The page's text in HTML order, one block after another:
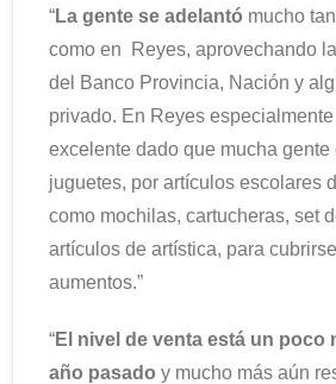
“La gente se adelantó mucho
como en Reyes, aprovechando
del Banco Provincia, Nación y
privado. En Reyes
excelente dado que mucha gente
juguetes, por artículos escolares
como mochilas, cartucheras, set
artículos de artística, para
aumentos.”
“El nivel de venta está un poco
año pasado y mucho más aún